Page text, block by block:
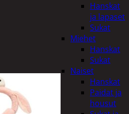
Hanskat
ja lapaset
Sukat
Miehet
Hanskat
Sukat
Naiset
Hanskat
Paidat ja
housut